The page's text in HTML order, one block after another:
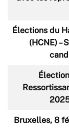
Élections du
(HCNE) –
Bruxelles, 8